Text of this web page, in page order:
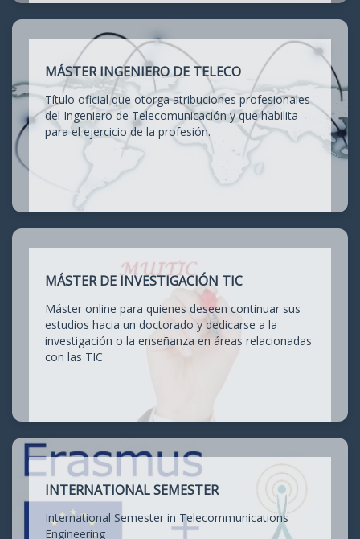
MÁSTER INGENIERO DE TELECO
Título oficial que otorga atribuciones profesionales
del Ingeniero de Telecomunicación y que habilita
para el ejercicio de la profesión.
MÁSTER DE INVESTIGACIÓN TIC
Máster online para quienes deseen continuar sus
estudios hacia un doctorado y dedicarse a la
investigación o la enseñanza en áreas relacionadas
con las TIC
INTERNATIONAL SEMESTER
International Semester in Telecommunications
Engineering